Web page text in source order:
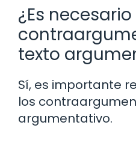
¿Es
texto
Sí, es importante
los
argumentativo.